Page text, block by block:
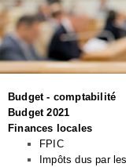
Budget - comptabilité
Budget 2021
Finances locales
FPIC
Impôts dus par